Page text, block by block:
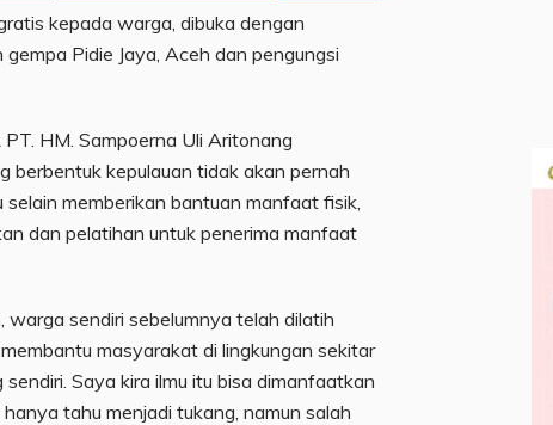
kepada warga, dibuka dengan
Pidie Jaya, Aceh dan pengungsi
HM. Sampoerna Uli Aritonang
berbentuk kepulauan tidak akan pernah
memberikan bantuan manfaat fisik,
dan pelatihan untuk penerima manfaat
warga sendiri sebelumnya telah dilatih
masyarakat di lingkungan sekitar
Saya kira ilmu itu bisa dimanfaatkan
tahu menjadi tukang, namun salah